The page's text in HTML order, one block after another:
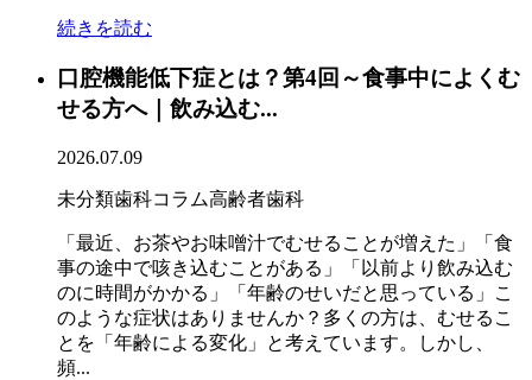
続きを読む
口腔機能低下症とは？第4回～食事中によくむ
せる方へ｜飲み込む...
2026.07.09
未分類歯科コラム高齢者歯科
「最近、お茶やお味噌汁でむせることが増えた」「食
事の途中で咳き込むことがある」「以前より飲み込む
のに時間がかかる」「年齢のせいだと思っている」こ
のような症状はありませんか？多くの方は、むせるこ
とを「年齢による変化」と考えています。しかし、
頻...